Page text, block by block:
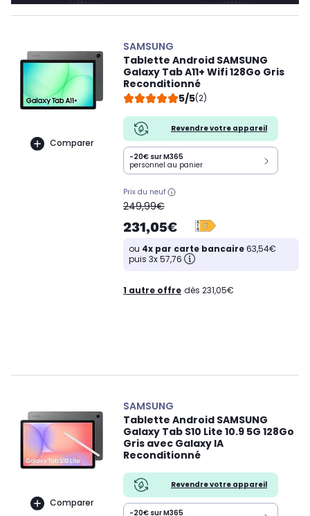
Comparer
SAMSUNG
Tablette Android SAMSUNG
Galaxy Tab A11+ Wifi 128Go Gris
Reconditionné
5/5(2)
Revendre votre appareil
-20€ sur M365
personnel au panier
Prix du neuf
oldPrice
249,99€
231,05€
ou 4x par carte bancaire63,54€
puis 3x 57,76
1 autre offre dès 231,05€
Comparer
SAMSUNG
Tablette Android SAMSUNG
Galaxy Tab S10 Lite 10.9 5G 128Go
Gris avec Galaxy IA
Reconditionné
Revendre votre appareil
-20€ sur M365